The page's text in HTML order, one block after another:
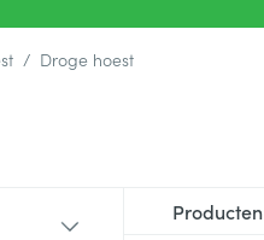
/ Droge hoest
Producten